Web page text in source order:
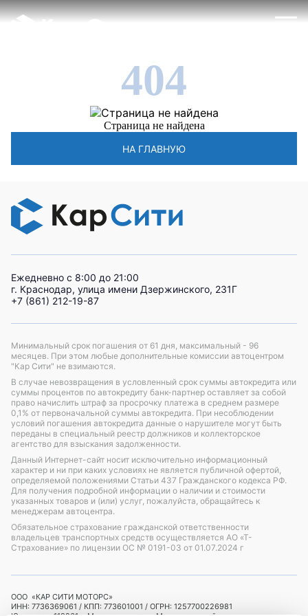
404
Страница не найдена
НА ГЛАВНУЮ
Ежедневно с 8:00 до 21:00
г. Краснодар, улица имени Дзержинского, 231Г
+7 (861) 212-19-87
Минимальный срок погашения от 61 дня, максимальный - 96
месяцев. При этом любые дополнительные комиссии автоцентром
"Кар Сити" не взимаются.
В случае невозвращения в условленный срок суммы автокредита или
суммы процентов по автокредиту банк-партнер оставляет за собой
право начислить штраф за просрочку платежа в среднем размере
0,1% от первоначальной суммы автокредита. При несоблюдении
условий погашения автокредита данные о нарушителе могут быть
переданы в специальный реестр должников и коллекторское
агентство для взыскания задолженности.
Данный Интернет-сайт носит исключительно информационный
характер и ни при каких условиях не является публичной офертой,
определяемой положениями Статьи 437 Гражданского кодекса РФ.
Для получения подробной информации о наличии и стоимости
указанных товаров и (или) услуг, пожалуйста, обращайтесь к
менеджерам автоцентра.
Обязательное страхование гражданской ответственности
владельцев транспортных средств осуществляется АО «Т-
Страхование» по лицензии ОС № 0191-03 от 01.07.2024 г
ООО «КАР СИТИ МОТОРС»
ИНН: 7736369061 / КПП: 773601001 / ОГРН: 1257700226981